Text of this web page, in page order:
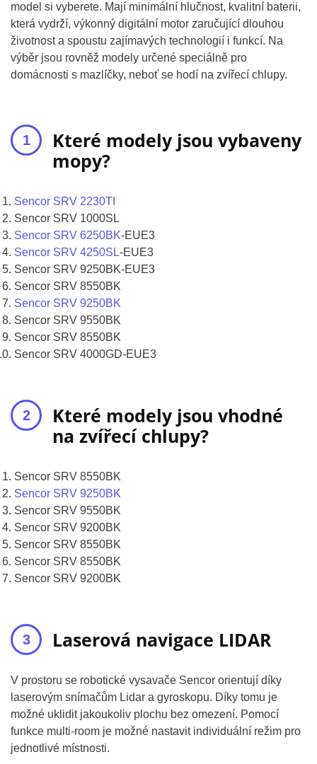
model si vyberete. Mají minimální hlučnost, kvalitní baterii,
která vydrží, výkonný digitální motor zaručující dlouhou
životnost a spoustu zajímavých technologií i funkcí. Na
výběr jsou rovněž modely určené speciálně pro
domácnosti s mazlíčky, neboť se hodí na zvířecí chlupy.
Které modely jsou vybaveny
mopy?
Sencor SRV 2230TI
Sencor SRV 1000SL
Sencor SRV 6250BK-EUE3
Sencor SRV 4250SL-EUE3
Sencor SRV 9250BK-EUE3
Sencor SRV 8550BK
Sencor SRV 9250BK
Sencor SRV 9550BK
Sencor SRV 8550BK
Sencor SRV 4000GD-EUE3
Které modely jsou vhodné
na zvířecí chlupy?
Sencor SRV 8550BK
Sencor SRV 9250BK
Sencor SRV 9550BK
Sencor SRV 9200BK
Sencor SRV 8550BK
Sencor SRV 8550BK
Sencor SRV 9200BK
Laserová navigace LIDAR
V prostoru se robotické vysavače Sencor orientují díky
laserovým snímačům Lidar a gyroskopu. Díky tomu je
možné uklidit jakoukoliv plochu bez omezení. Pomocí
funkce multi-room je možné nastavit individuální režim pro
jednotlivé místnosti.